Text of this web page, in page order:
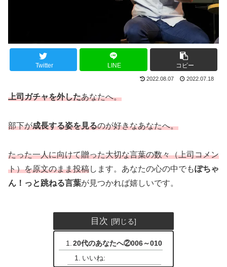
Twitter LINE コピー
2022.08.07 2022.07.18
上司ガチャを外したあなたへ。
部下が成長する姿を見るのが好きなあなたへ。
たった一人に向けて贈った大切な言葉の数々（上司コメン
ト）を原文のまま投稿します。あなたの心の中でもぽちゃ
ん！っと跳ねる言葉が見つかれば嬉しいです。
目次
20代のあなたへ②006～010
いいね: